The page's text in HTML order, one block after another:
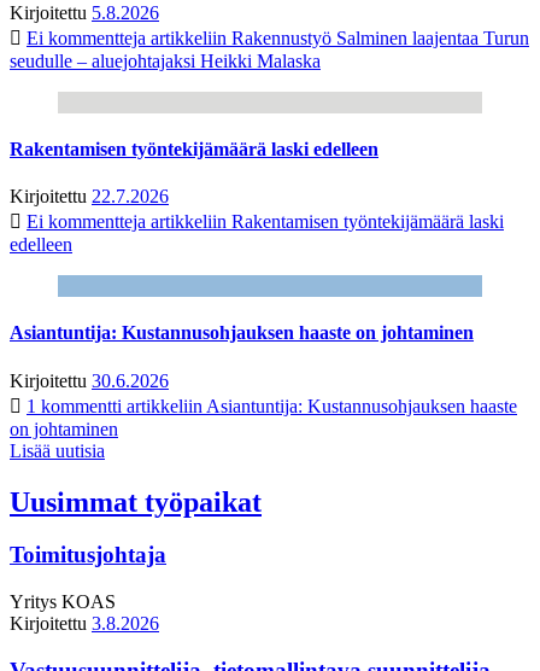
Kirjoitettu 5.8.2026
Ei kommentteja artikkeliin Rakennustyö Salminen laajentaa Turun
seudulle – aluejohtajaksi Heikki Malaska
Rakentamisen työntekijämäärä laski edelleen
Kirjoitettu 22.7.2026
Ei kommentteja artikkeliin Rakentamisen työntekijämäärä laski
edelleen
Asiantuntija: Kustannusohjauksen haaste on johtaminen
Kirjoitettu 30.6.2026
1 kommentti artikkeliin Asiantuntija: Kustannusohjauksen haaste
on johtaminen
Lisää uutisia
Uusimmat työpaikat
Toimitusjohtaja
Yritys KOAS
Kirjoitettu 3.8.2026